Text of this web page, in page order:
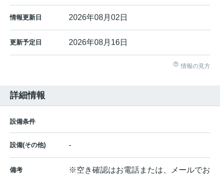
情報更新日 2026年08月02日
更新予定日 2026年08月16日
情報の見方
詳細情報
設備条件
設備(その他) -
備考
※空き確認はお電話または、メールでお